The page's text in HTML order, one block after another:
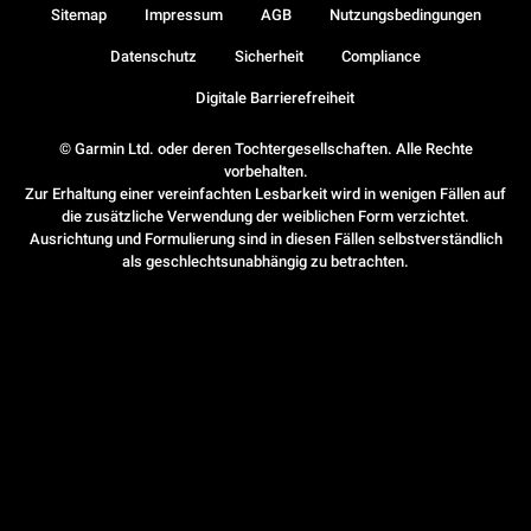
© Garmin Ltd. oder deren Tochtergesellschaften. Alle Rechte
vorbehalten.
Zur Erhaltung einer vereinfachten Lesbarkeit wird in wenigen Fällen auf
die zusätzliche Verwendung der weiblichen Form verzichtet.
Ausrichtung und Formulierung sind in diesen Fällen selbstverständlich
als geschlechtsunabhängig zu betrachten.
Sitemap Impressum AGB Nutzungsbedingungen
Datenschutz Sicherheit Compliance
Digitale Barrierefreiheit